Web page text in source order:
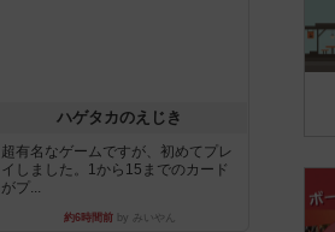
ハゲタカのえじき
超有名なゲームですが、初めてプレ
イしました。1から15までのカード
がプ...
約6時間前by みいやん